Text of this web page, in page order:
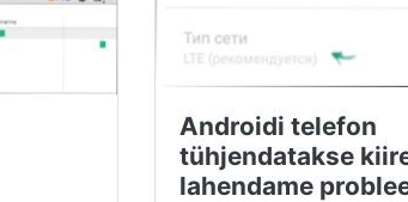
Androidi telefon
tühjendatakse
lahendame